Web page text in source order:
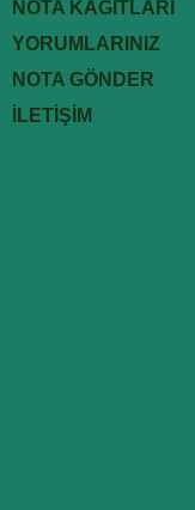
NOTA KAĞITLARI
YORUMLARINIZ
NOTA GÖNDER
İLETİŞİM